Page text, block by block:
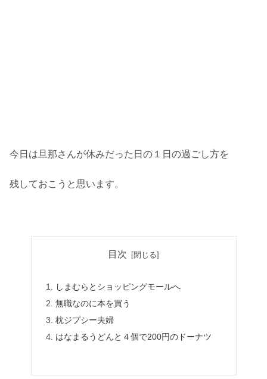
今日は旦那さんが休みだった日の１日の過ごし方を
残しておこうと思います。
目次
しまむらとショッピングモールへ
無職なのに本を買う
枕ジプシー夫婦
はなまるうどんと４個で200円のドーナツ